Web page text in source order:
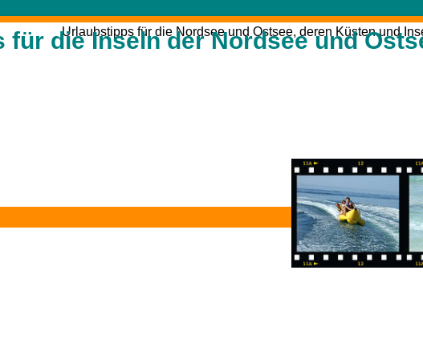
für die Inseln der Nordsee und